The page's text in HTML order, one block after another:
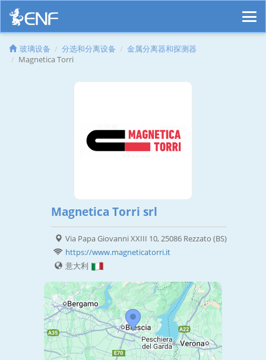
玻璃设备 分选和分离设备
金属分离器和探测器
Magnetica Torri
Magnetica Torri srl
Via Papa Giovanni XXIII 10, 25086 Rezzato (BS)
https://www.magneticatorri.it
意大利